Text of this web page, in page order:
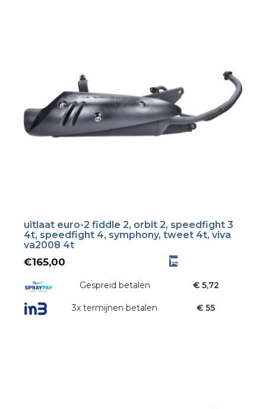
uitlaat euro-2 fiddle 2, orbit 2, speedfight 3
4t, speedfight 4, symphony, tweet 4t, viva
va2008 4t
€165,00
Gespreid betalen € 5,72
3x termijnen betalen € 55